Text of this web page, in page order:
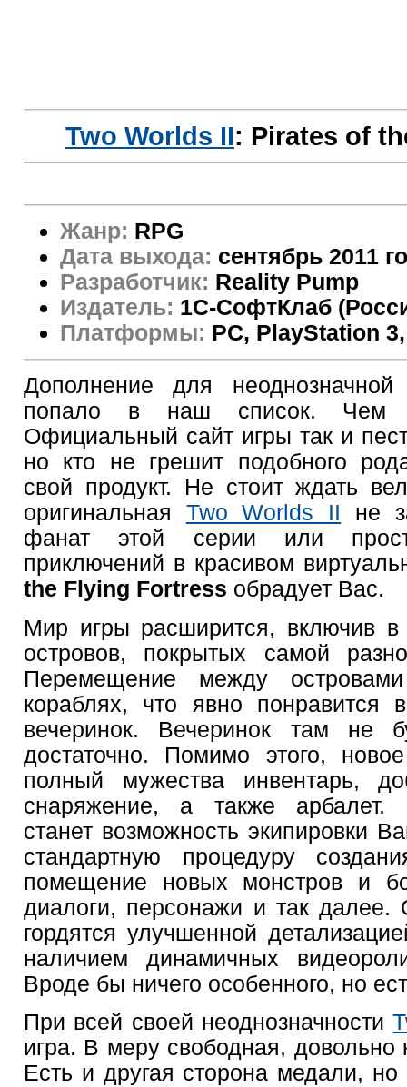
Two Worlds II: Pirates of
Жанр: RPG
Дата выхода: сентябрь 2011
Разработчик: Reality Pump
Издатель: 1C-СофтКлаб
Платформы: PC, PlayStation
Дополнение для
попало в наш список. Чем
Официальный сайт игры так и
но кто не грешит подобного
свой продукт. Не стоит ждать
оригинальная Two Worlds II не
фанат этой серии или
приключений в красивом
the Flying Fortress обрадует Вас.
Мир игры расширится, включив в
островов, покрытых самой
Перемещение между
кораблях, что явно понравится
вечеринок. Вечеринок там не
достаточно. Помимо этого,
полный мужества инвентарь,
снаряжение, а также арбалет.
станет возможность экипировки
стандартную процедуру
помещение новых монстров и
диалоги, персонажи и так
гордятся улучшенной
наличием динамичных
Вроде бы ничего особенного, но
При всей своей неоднозначности
игра. В меру свободная, довольно
Есть и другая сторона медали,